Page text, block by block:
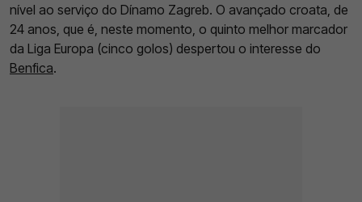
nível ao serviço do Dínamo Zagreb. O avançado croata, de
24 anos, que é, neste momento, o quinto melhor marcador
da Liga Europa (cinco golos) despertou o interesse do
Benfica.